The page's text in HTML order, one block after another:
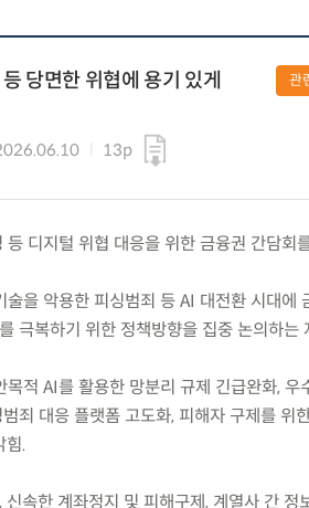
당면한 위협에 용기 있게
13p
관
디지털 위협 대응을 위한 금융권 간담회
을 악용한 피싱범죄 등 AI 대전환 시대에
극복하기 위한 정책방향을 집중 논의하는
적 AI를 활용한 망분리 규제 긴급완화, 우
죄 대응 플랫폼 고도화, 피해자 구제를 위
힘.
속한 계좌정지 및 피해구제, 계열사 간 정